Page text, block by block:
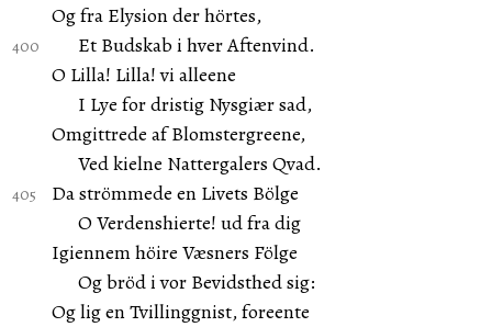
Og fra Elysion der hörtes,
Et Budskab i hver Aftenvind.
O Lilla! Lilla! vi alleene
I Lye for dristig Nysgiær sad,
Omgittrede af Blomstergreene,
Ved kielne Nattergalers Qvad.
Da strömmede en Livets Bölge
O Verdenshierte! ud fra dig
Igiennem höire Væsners Fölge
Og bröd i vor Bevidsthed sig:
Og lig en Tvillinggnist, foreente